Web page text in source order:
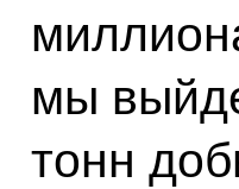
мы
тонн